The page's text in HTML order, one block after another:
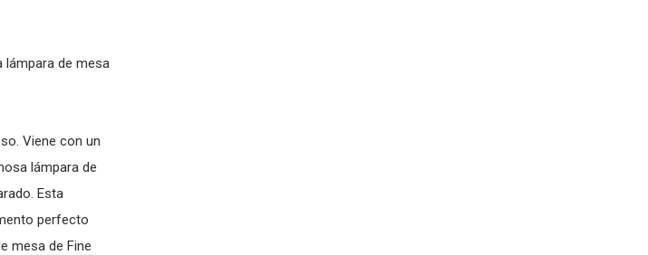
lámpara de mesa
Viene con un
lámpara de
Esta
perfecto
mesa de Fine